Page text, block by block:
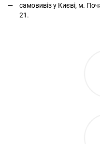
самовивіз у Києві, м.
21.